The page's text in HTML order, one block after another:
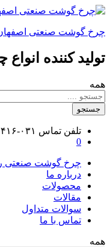
چرخ گوشت صنعتی
تولید کننده
همه
جستجو
تلفن تماس ۰۳۱-۳۳۳۴۲۴۱۶
0
چرخ گوشت صنعتی
درباره ما
محصولات
مقالات
سوالات متداول
تماس با ما
همه